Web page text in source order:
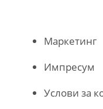
Маркетинг
Импресум
Услови за